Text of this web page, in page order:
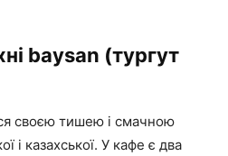
baysan (тургут
своєю тишею і смачною
і казахської. У кафе є два